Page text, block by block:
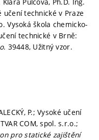
učení technické v Praze
Vysoká škola chemicko-
technické v Brně:
. 39448, Užitný vzor.
P.; Vysoké učení
COM, spol. s.r.o.;
pro statické zajištění